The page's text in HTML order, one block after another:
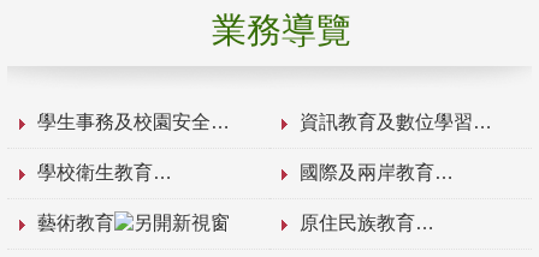
業務導覽
學生事務及校園安全 資訊教育及數位學習
學校衛生教育 國際及兩岸教育
藝術教育 原住民族教育